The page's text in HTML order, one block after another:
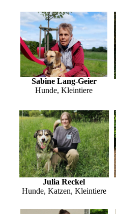
Sabine Lang-Geier
Hunde, Kleintiere
Julia Reckel
Hunde, Katzen, Kleintiere